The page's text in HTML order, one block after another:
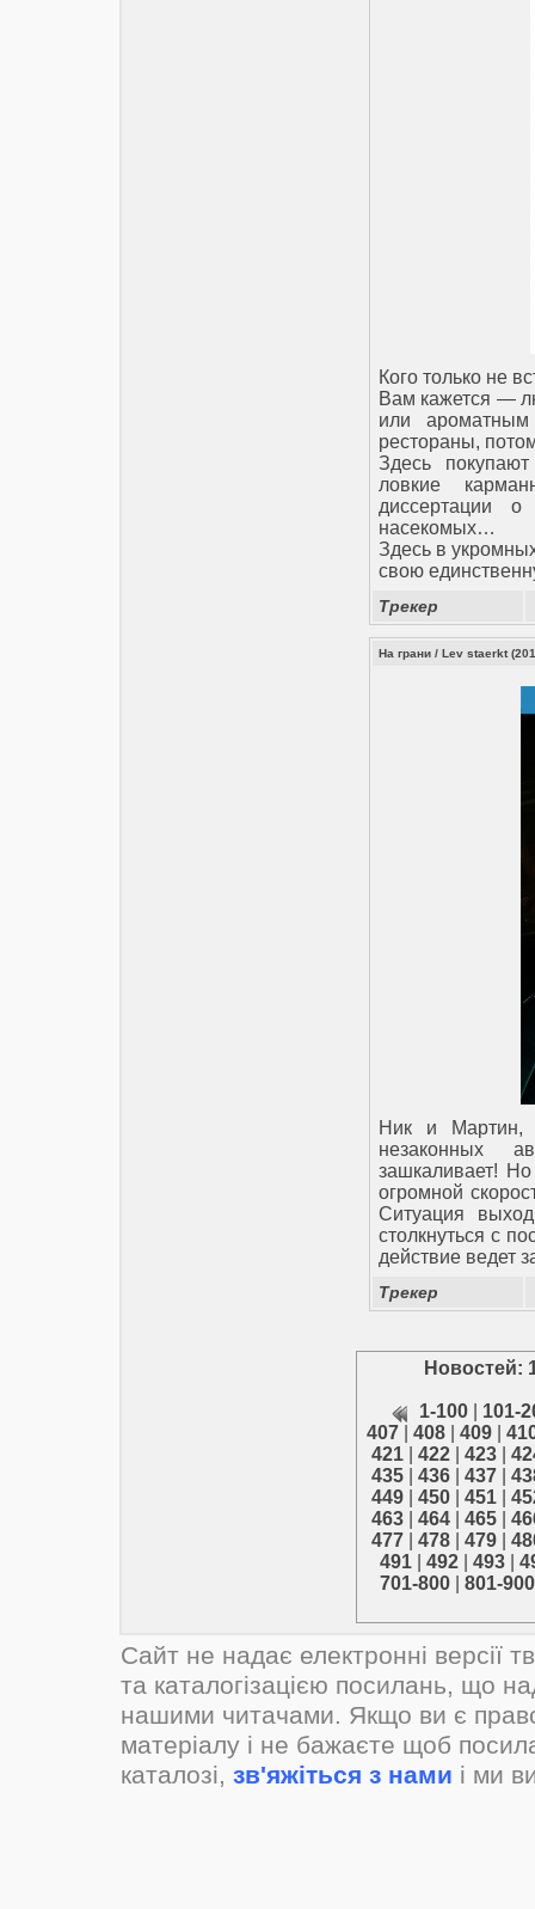
Кого только не
Вам кажется —
или
рестораны,
Здесь
ловкие
диссертации
насекомых…
Здесь в
свою
Трекер
На грани / Lev staerkt
Ник и Мартин,
незаконных
зашкаливает!
огромной
Ситуация
столкнуться с
действие ведет
Трекер
Новостей:
1-100| 101-
407| 408| 409|
421
422 423
435
436 437
449
450 451
463
464 465
477
478 479
491
492 493
701-800
801-900
Сайт не надає електронні версії
та каталогізацією посилань, що
нашими читачами. Якщо ви є
матеріалу і не бажаєте щоб
каталозі, зв'яжіться з нами і ми